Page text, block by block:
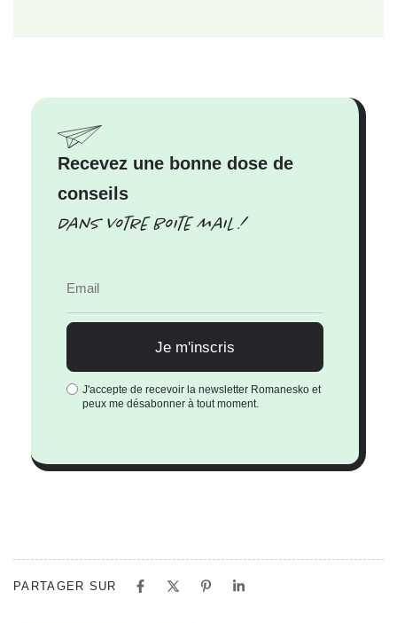
Recevez une bonne dose de
conseils
Dans votre boite mail !
J'accepte de recevoir la newsletter Romanesko et
peux me désabonner à tout moment.
PARTAGER SUR